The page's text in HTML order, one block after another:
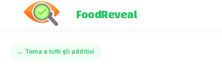
FoodReveal
← Torna a tutti gli additivi